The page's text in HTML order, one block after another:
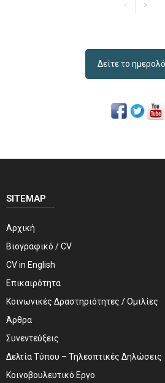
Δείτε το
SITEMAP
Αρχική
Βιογραφικό / CV
CV in English
Επικαιρότητα
Κοινωνικές Δραστηριότητες / Ομιλίες
Άρθρα
Συνεντεύξεις
Δελτία Τύπου – Τηλεοπτικές Δηλώσεις
Κοινοβουλευτικό Εργο